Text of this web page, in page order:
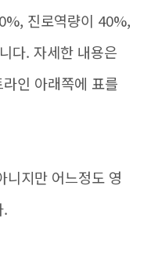
진로역량이 40%,
다. 자세한 내용은
인 아래쪽에 표를
니지만 어느정도 영
.